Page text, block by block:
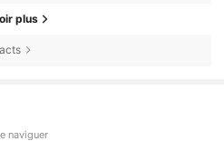
plus
naviguer